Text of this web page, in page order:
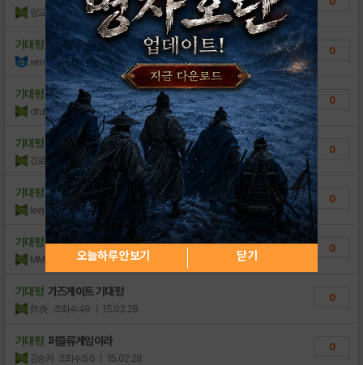
02월 23일 업데이트 안내
[리뷰] 진짜 퍼즐 RPG가 왔다! -가즈 게..
[안내] 가즈게이트 기본 컨텐츠
[가이드] 가즈게이트 엠블럼 및 기능 소개 2
[가이드] 엠블럼 응용사용 및 캐릭터, 가디언..
[가이드] 속성, 덱편성, 보스어그로, 팀 태..
[가이드] 용병 스킬 및 대표 스킬 안내
[사전예약] 가즈게이트 사전예약이벤트
[황금의 던전 무제한 OPEN] 1
[미션] 가즈게이트 기대평 이벤트!
[안내] 안드로이드 출시 예정 연기 5
앙교 조회수:46 | 15.03.13 1
기대평 기대합니다
wmh7511 조회수:44 | 15.03.07
0
기대평 와 기대된다
drufbrb3291 조회수:52 | 15.02.28
0
기대평 기대기대
김로동 조회수:44 | 15.02.28
0
기대평 가즈게이트 기대평
leejunheon 조회수:49 | 15.02.28
0
기대평 기대됩니다
MMMMMMMMMMMMMM 조회수:45
0
기대평 가즈게이트 기대평
炸炎 조회수:49 | 15.02.28
0
기대평 퍼즐류게임이라
김승커 조회수:56 | 15.02.28
0
오늘하루 안보기 닫기